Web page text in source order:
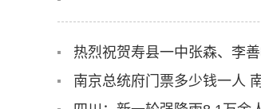
南京总统府门票多少钱一人